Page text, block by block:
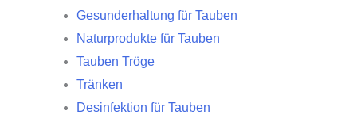
Gesunderhaltung für Tauben
Naturprodukte für Tauben
Tauben Tröge
Tränken
Desinfektion für Tauben